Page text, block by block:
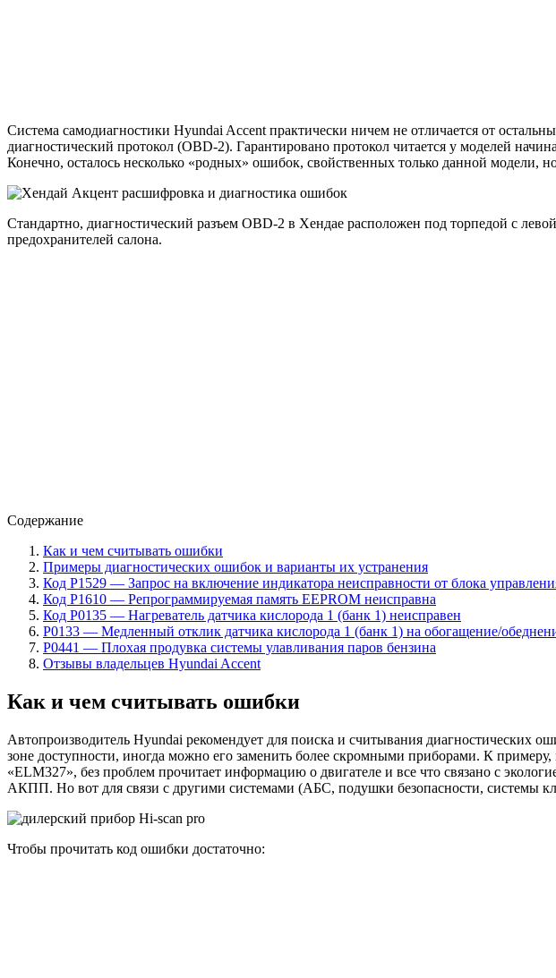
Система самодиагностики Hyundai Accent практически ничем не отличается от
диагностический протокол (OBD-2). Гарантировано протокол читается у моделей
Конечно, осталось несколько «родных» ошибок, свойственных только данной модели,
Стандартно, диагностический разъем OBD-2 в Хендае расположен под торпедой с
предохранителей салона.
Содержание
Как и чем считывать ошибки
Примеры диагностических ошибок и варианты их устранения
Код Р1529 — Запрос на включение индикатора неисправности от блока
Код P1610 — Репрограммируемая память EEPROM неисправна
Код P0135 — Нагреватель датчика кислорода 1 (банк 1) неисправен
P0133 — Медленный отклик датчика кислорода 1 (банк 1) на обогащение/
P0441 — Плохая продувка системы улавливания паров бензина
Отзывы владельцев Hyundai Accent
Как и чем считывать ошибки
Автопроизводитель Hyundai рекомендует для поиска и считывания диагностических
зоне доступности, иногда можно его заменить более скромными приборами. К
«ELM327», без проблем прочитает информацию о двигателе и все что связано с
АКПП. Но вот для связи с другими системами (АБС, подушки безопасности, системы
Чтобы прочитать код ошибки достаточно: